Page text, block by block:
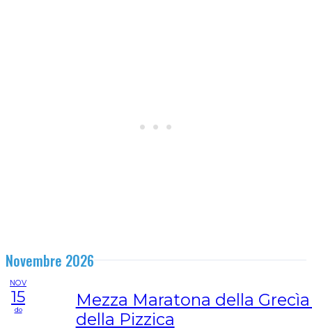
Novembre 2026
NOV
15
do
Mezza Maratona della
della Pizzica